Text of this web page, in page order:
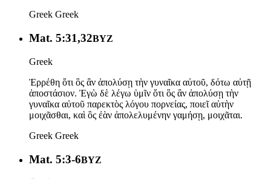
Greek Greek
Mat. 5:31,32BYZ
Greek
Ἐρρέθη ὅτι ὃς ἂν ἀπολύσῃ τὴν γυναῖκα αὐτοῦ, δότω αὐτῇ
ἀποστάσιον. Ἐγὼ δὲ λέγω ὑμῖν ὅτι ὃς ἂν ἀπολύσῃ τὴν
γυναῖκα αὐτοῦ παρεκτὸς λόγου πορνείας, ποιεῖ αὐτὴν
μοιχᾶσθαι, καὶ ὃς ἐὰν ἀπολελυμένην γαμήσῃ, μοιχᾶται.
Greek Greek
Mat. 5:3-6BYZ